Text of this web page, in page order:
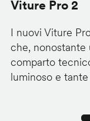
Viture Pro 2
I nuovi Viture
che, nonostante
comparto
luminoso e